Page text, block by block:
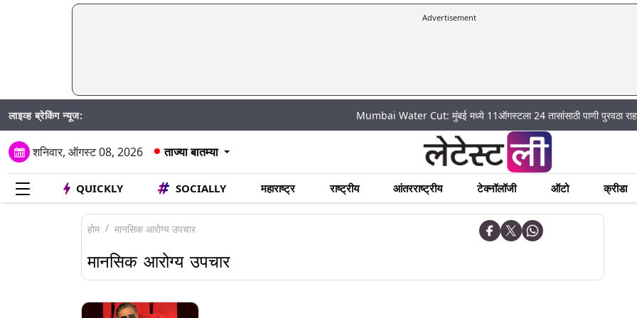
Advertisement
लाइव्ह ब्रेकिंग न्यूज: Mumbai Water Cut: मुंबई मध्ये 11ऑगस्टला 24 तासांसाठी पाणी पुरवठा राहणार बंद;
शनिवार, ऑगस्ट 08, 2026 ताज्या बातम्या
QUICKLY SOCIALLY महाराष्ट्र राष्ट्रीय आंतरराष्ट्रीय टेक्नॉलॉजी ऑटो क्रीडा
होम मानसिक आरोग्य उपचार
मानसिक आरोग्य उपचार